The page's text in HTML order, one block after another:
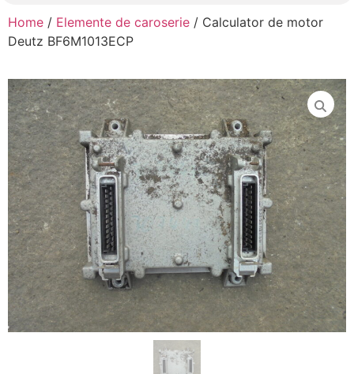
Home / Elemente de caroserie / Calculator de motor
Deutz BF6M1013ECP